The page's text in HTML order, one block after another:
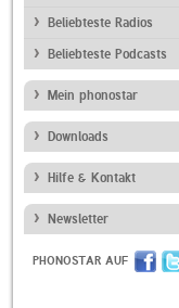
Beliebteste Radios
Beliebteste Podcasts
Mein phonostar
Downloads
Hilfe & Kontakt
Newsletter
PHONOSTAR AUF